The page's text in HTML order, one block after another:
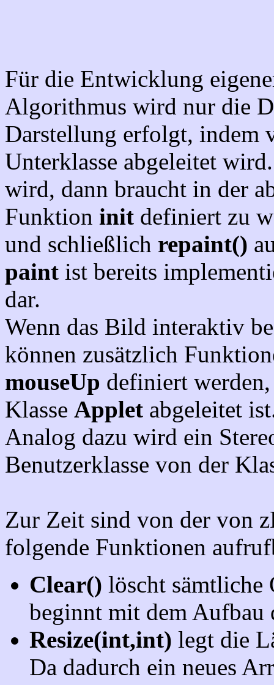
Für die Entwicklung
Algorithmus wird nur die
Darstellung erfolgt, indem
Unterklasse abgeleitet
wird, dann braucht in der
Funktion init definiert zu
und schließlich repaint()
paint ist bereits
dar.
Wenn das Bild interaktiv
können zusätzlich
mouseUp definiert
Klasse Applet abgeleitet
Analog dazu wird ein
Benutzerklasse von der
Zur Zeit sind von der von
folgende Funktionen
Clear() löscht sämtliche
beginnt mit dem Aufbau
Resize(int,int) legt die
Da dadurch ein neues